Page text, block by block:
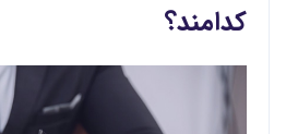
کدامند؟